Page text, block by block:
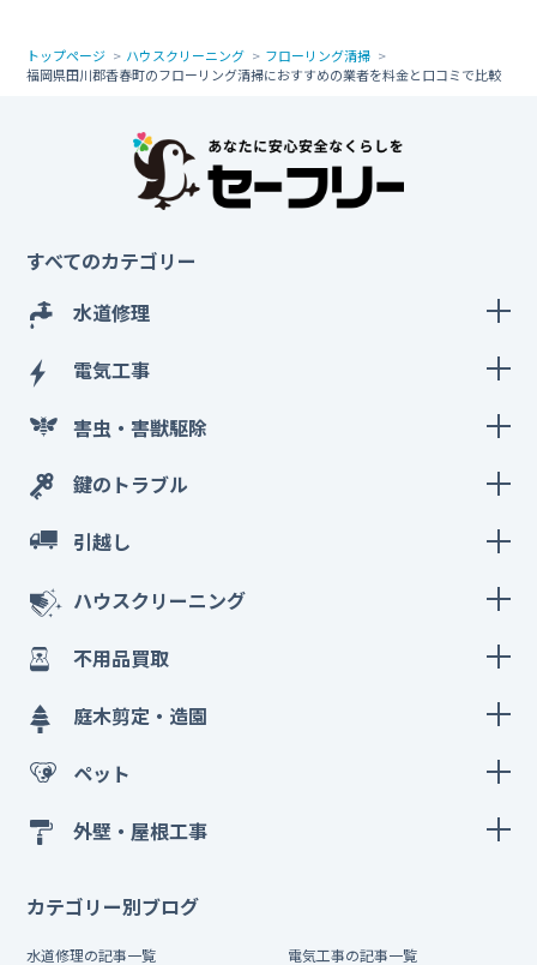
トップページ ハウスクリーニング
フローリング清掃
福岡県田川郡香春町のフローリング清掃におすすめの業者を料金と口コミで比較
すべてのカテゴリー
水道修理
電気工事
害虫・害獣駆除
鍵のトラブル
引越し
ハウスクリーニング
不用品買取
庭木剪定・造園
ペット
外壁・屋根工事
カテゴリー別ブログ
水道修理の記事一覧 電気工事の記事一覧